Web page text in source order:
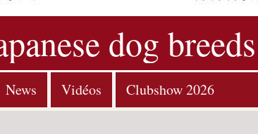
dog breeds
News Vidéos Clubshow 2026